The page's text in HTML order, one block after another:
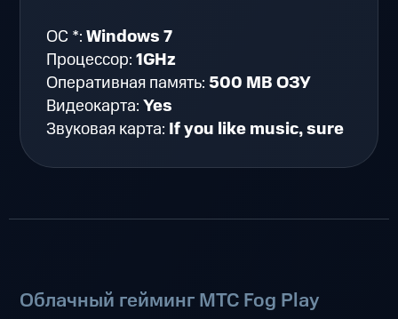
ОС *:Windows 7
Процессор:1GHz
Оперативная память:500 MB ОЗУ
Видеокарта:Yes
Звуковая карта: If you like music, sure
Облачный гейминг МТС Fog Play